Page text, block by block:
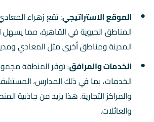
الموقع الاستراتيجي: تقع زهراء
المناطق الحيوية في القاهرة، مما
المدينة ومناطق أخرى مثل المعادي
الخدمات والمرافق: توفر المنطقة
الخدمات، بما في ذلك المدارس،
والمراكز التجارية. هذا يزيد من جاذبية
والعائلات.